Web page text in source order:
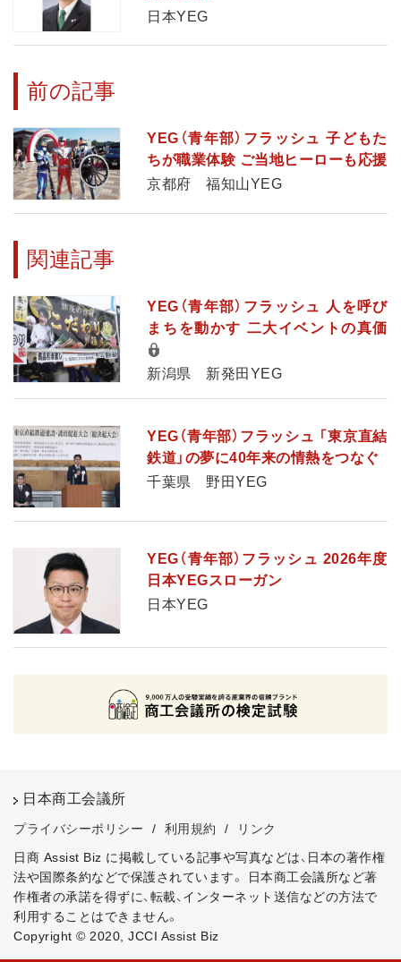
日本YEG
前の記事
YEG（青年部）フラッシュ 子どもた
ちが職業体験 ご当地ヒーローも応援
京都府 福知山YEG
関連記事
YEG（青年部）フラッシュ 人を呼び
まちを動かす 二大イベントの真価
新潟県 新発田YEG
YEG（青年部）フラッシュ 「東京直結
鉄道」の夢に40年来の情熱をつなぐ
千葉県 野田YEG
YEG（青年部）フラッシュ 2026年度
日本YEGスローガン
日本YEG
日本商工会議所
プライバシーポリシー / 利用規約 /
リンク
日商 Assist Biz に掲載している記事や写真などは、日本の著作権
法や国際条約などで保護されています。
日本商工会議所など著
作権者の承諾を得ずに、転載、インターネット送信などの方法で
利用することはできません。
Copyright © 2020, JCCI Assist Biz